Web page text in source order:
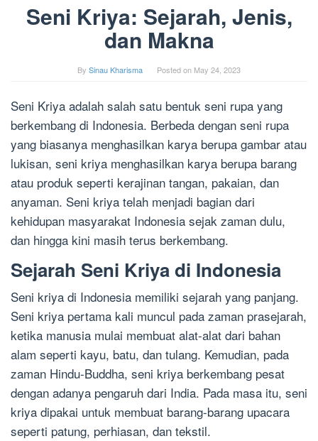
Seni Kriya: Sejarah, Jenis,
dan Makna
By Sinau Kharisma Posted on May 24, 2023
Seni Kriya adalah salah satu bentuk seni rupa yang
berkembang di Indonesia. Berbeda dengan seni rupa
yang biasanya menghasilkan karya berupa gambar atau
lukisan, seni kriya menghasilkan karya berupa barang
atau produk seperti kerajinan tangan, pakaian, dan
anyaman. Seni kriya telah menjadi bagian dari
kehidupan masyarakat Indonesia sejak zaman dulu,
dan hingga kini masih terus berkembang.
Sejarah Seni Kriya di Indonesia
Seni kriya di Indonesia memiliki sejarah yang panjang.
Seni kriya pertama kali muncul pada zaman prasejarah,
ketika manusia mulai membuat alat-alat dari bahan
alam seperti kayu, batu, dan tulang. Kemudian, pada
zaman Hindu-Buddha, seni kriya berkembang pesat
dengan adanya pengaruh dari India. Pada masa itu, seni
kriya dipakai untuk membuat barang-barang upacara
seperti patung, perhiasan, dan tekstil.